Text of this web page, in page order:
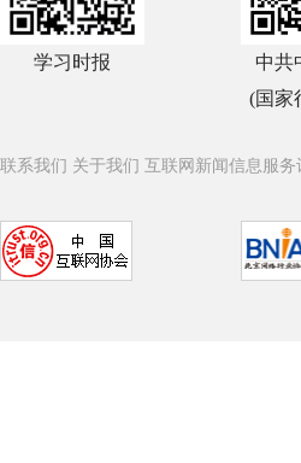
学习时报
中共
(国家
联系我们 关于我们 互联网新闻信息服务